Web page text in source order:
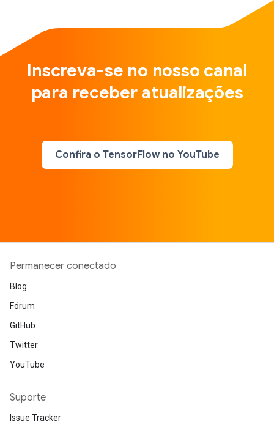
Inscreva-se no nosso canal
para receber atualizações
Confira o TensorFlow no YouTube
Permanecer conectado
Blog
Fórum
GitHub
Twitter
YouTube
Suporte
Issue Tracker